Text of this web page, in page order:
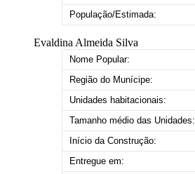
População/Estimada:
Evaldina Almeida Silva
Nome Popular:
Região do Munícipe:
Unidades habitacionais:
Tamanho médio das Unidades:
Início da Construção:
Entregue em: